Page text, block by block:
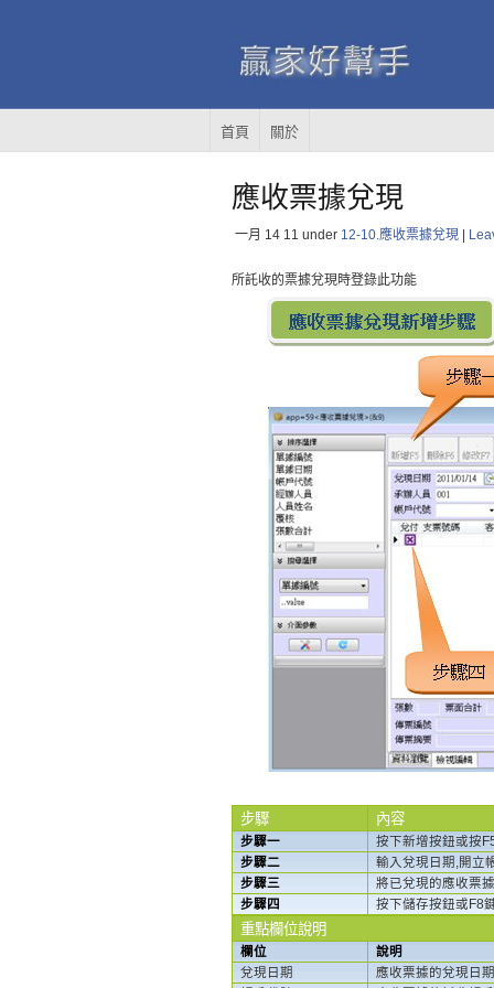
首頁 關於
應收票據兌現
一月 14 11 under 12-10.應收票據兌現
所託收的票據兌現時登錄此功能
步驟 內容
步驟一
按下新增按鈕或按
步驟二
輸入兌現日期,開立
步驟三
將已兌現的應收票
步驟四
按下儲存按鈕或F8
重點欄位說明
欄位
說明
兌現日期
應收票據的兌現日期